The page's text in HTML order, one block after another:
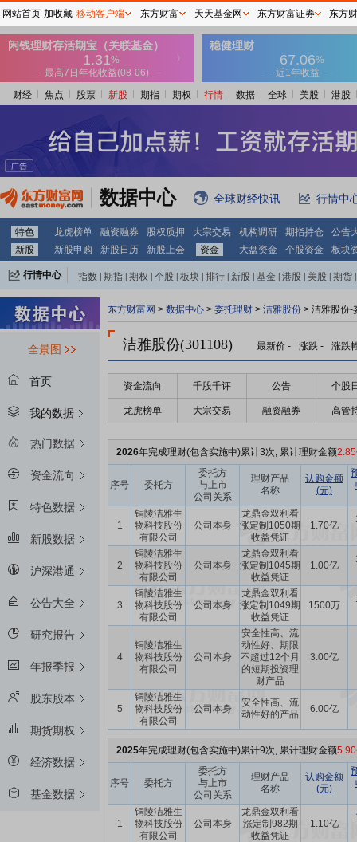
财经 焦点 股票 新股 期指 期权 行情 数据 全球 美股 港股
数据中心 全球财经快讯 行情中
特色 龙虎榜单 融资融券 股权质押 大宗交易 机构调研 期指持仓
公告
新股
新股申购 新股日历 新股上会 资金 大盘资金 个股资金 板块
行情中心 指数 期指 期权 个股 板块 排行 新股 基金 港股 美股 期货
全景图
首页
我的数据
热门数据
资金流向
特色数据
新股数据
沪深港通
公告大全
研究报告
年报季报
股东股本
期货期权
经济数据
基金数据
东方财富网 > 数据中心 > 委托理财 > 洁雅股份 > 洁雅股份-
洁雅股份(301108) 最新价 - 涨跌 - 涨跌
资金流向 千股千评 公告 个股
龙虎榜单 大宗交易 融资融券 高管
2026年完成理财(包含实施中)累计3次, 累计理财金额
序号 委托方
委托方
与上市
公司关系
理财产品
名称
认购金额
(元)
1
铜陵洁雅生
物科技股份
有限公司
公司本身
龙鼎金双利看
涨定制1050期
收益凭证
1.70亿
2
铜陵洁雅生
物科技股份
有限公司
公司本身
龙鼎金双利看
涨定制1045期
收益凭证
1.00亿
3
铜陵洁雅生
物科技股份
有限公司
公司本身
龙鼎金双利看
涨定制1049期
收益凭证
1500万
4
铜陵洁雅生
物科技股份
有限公司
公司本身
安全性高、流
动性好、期限
不超过12个月
的短期投资理
财产品
3.00亿
5
铜陵洁雅生
物科技股份
有限公司
公司本身
安全性高、流
动性好的产品
6.00亿
2025年完成理财(包含实施中)累计9次, 累计理财金额
序号 委托方
委托方
与上市
公司关系
理财产品
名称
认购金额
(元)
1
铜陵洁雅生
物科技股份
有限公司
公司本身
龙鼎金双利看
涨定制982期
收益凭证
1.10亿
网站首页 加收藏 移动客户端 东方财富 天天基金网 东方财富证券 东方